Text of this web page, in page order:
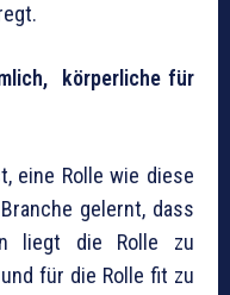
körperliche für
eine Rolle wie diese
gelernt, dass
liegt die Rolle zu
für die Rolle fit zu